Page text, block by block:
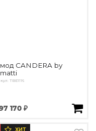
CANDERA by
TBE1116
170 ₽